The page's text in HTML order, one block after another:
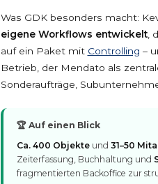
Was GDK besonders macht:
eigene Workflows entwickelt,
auf ein Paket mit Controlling –
Betrieb, der Mendato als
Sonderaufträge,
🏆 Auf einen Blick
Ca. 400 Objekte und 31–50
Zeiterfassung, Buchhaltung und
fragmentierten Backoffice zur